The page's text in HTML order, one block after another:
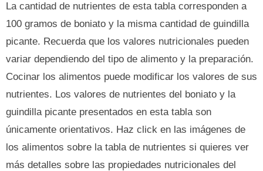
La cantidad de nutrientes de esta tabla corresponden a
100 gramos de boniato y la misma cantidad de guindilla
picante. Recuerda que los valores nutricionales pueden
variar dependiendo del tipo de alimento y la preparación.
Cocinar los alimentos puede modificar los valores de sus
nutrientes. Los valores de nutrientes del boniato y la
guindilla picante presentados en esta tabla son
únicamente orientativos. Haz click en las imágenes de
los alimentos sobre la tabla de nutrientes si quieres ver
más detalles sobre las propiedades nutricionales del